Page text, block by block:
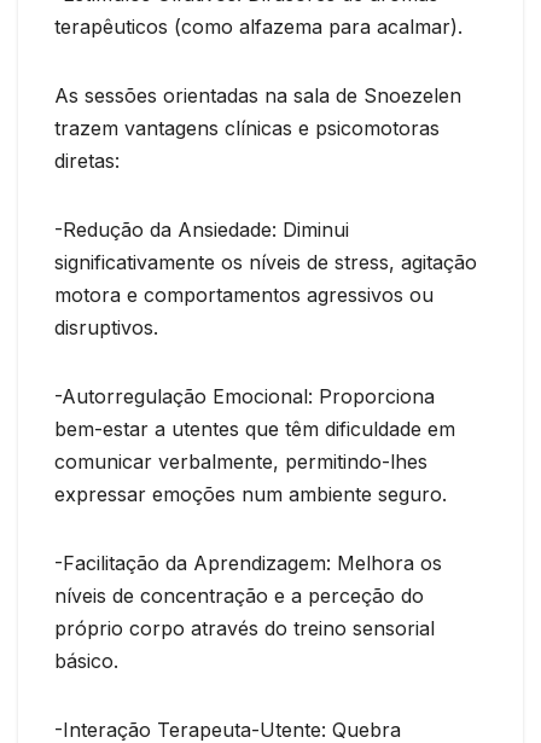
terapêuticos (como alfazema para acalmar).
As sessões orientadas na sala de Snoezelen
trazem vantagens clínicas e psicomotoras
diretas:
-Redução da Ansiedade: Diminui
significativamente os níveis de stress, agitação
motora e comportamentos agressivos ou
disruptivos.
-Autorregulação Emocional: Proporciona
bem-estar a utentes que têm dificuldade em
comunicar verbalmente, permitindo-lhes
expressar emoções num ambiente seguro.
-Facilitação da Aprendizagem: Melhora os
níveis de concentração e a perceção do
próprio corpo através do treino sensorial
básico.
-Interação Terapeuta-Utente: Quebra